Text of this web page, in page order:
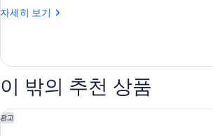
기
이
침
1
개
및
자세히 보기
주
위
킹
이
즈
이 밖의 추천 상품
광고
르네상스 샴버그 컨벤션 센터 호텔